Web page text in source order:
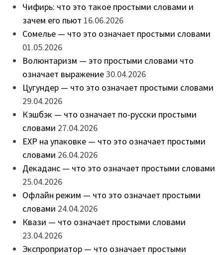
Чифирь: что это такое простыми словами и
зачем его пьют 16.06.2026
Сомелье — что это означает простыми словами
01.05.2026
Волюнтаризм — это простыми словами что
означает выражение30.04.2026
Цугундер — что это означает простыми словами
29.04.2026
Кэшбэк — что означает по-русски простыми
словами 27.04.2026
EXP на упаковке — что это означает простыми
словами 26.04.2026
Декаданс — что это означает простыми словами
25.04.2026
Офлайн режим — что это означает простыми
словами 24.04.2026
Квази — что означает простыми словами
23.04.2026
Экспроприатор — что означает простыми